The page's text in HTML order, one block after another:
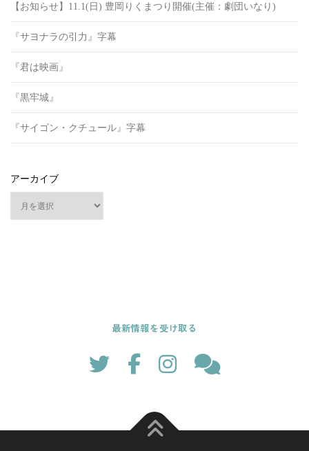
【お知らせ】11.1(日) 豊岡りくまつり開催(主催：劇団いなり)
『サヨナラの引力』字幕
『君は映画』
『黒牢城』
『サイゴン・クチュール』字幕
アーカイブ
最新情報を受け取る